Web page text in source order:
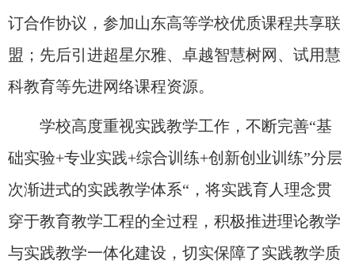
订合作协议，参加山东高等学校优质课程共享联
盟；先后引进超星尔雅、卓越智慧树网、试用慧
科教育等先进网络课程资源。
学校高度重视实践教学工作，不断完善“基
础实验+专业实践+综合训练+创新创业训练”分层
次渐进式的实践教学体系“，将实践育人理念贯
穿于教育教学工程的全过程，积极推进理论教学
与实践教学一体化建设，切实保障了实践教学质